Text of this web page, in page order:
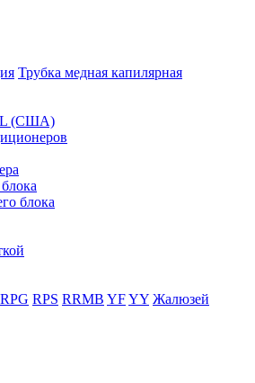
Трубка медная капилярная
(США)
блока
RPG RPS RRMB YFYY Жалюзей